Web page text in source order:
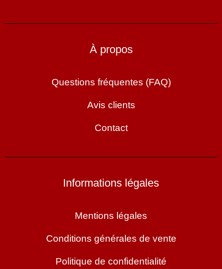
À propos
Questions fréquentes (FAQ)
Avis clients
Contact
Informations légales
Mentions légales
Conditions générales de vente
Politique de confidentialité